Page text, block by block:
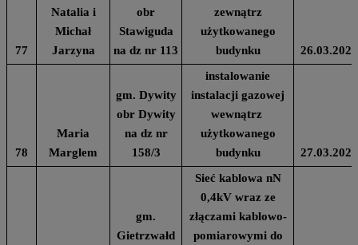
77
Natalia i
Michał
Jarzyna
obr
Stawiguda
na dz nr 113
zewnątrz
użytkowanego
budynku
26.03.2024
78
Maria
Marglem
gm. Dywity
obr Dywity
na dz nr
158/3
instalowanie
instalacji gazowej
wewnątrz
użytkowanego
budynku
27.03.2024
gm.
Gietrzwałd
Sieć kablowa nN
0,4kV wraz ze
złączami kablowo-
pomiarowymi do